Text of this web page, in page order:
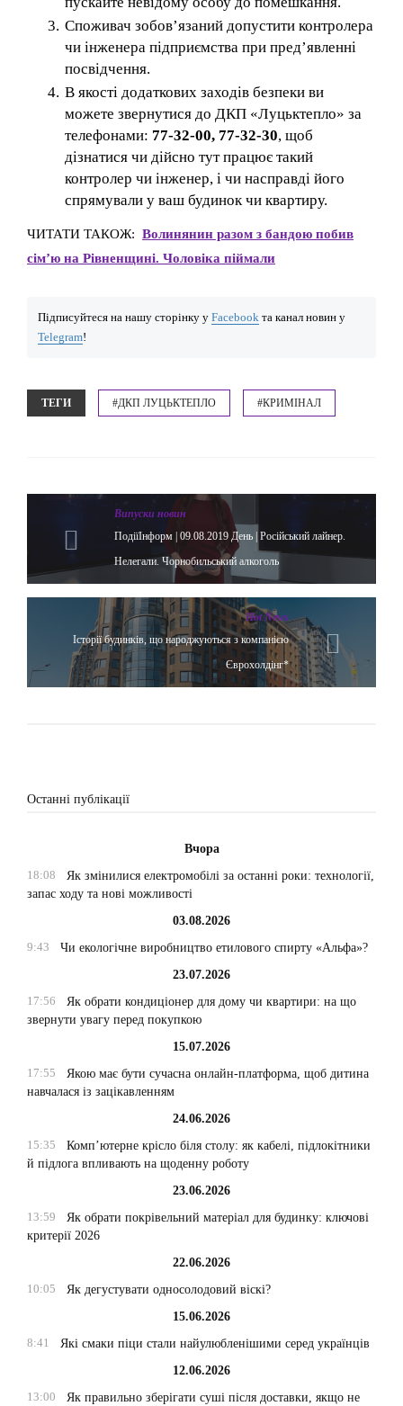
Споживач зобов’язаний допустити контролера
чи інженера підприємства при пред’явленні
посвідчення.
В якості додаткових заходів безпеки ви
можете звернутися до ДКП «Луцьктепло» за
телефонами: 77-32-00, 77-32-30, щоб
дізнатися чи дійсно тут працює такий
контролер чи інженер, і чи насправді його
спрямували у ваш будинок чи квартиру.
ЧИТАТИ ТАКОЖ: Волинянин разом з бандою побив
сім’ю на Рівненщині. Чоловіка піймали
Підписуйтеся на нашу сторінку у Facebook та канал новин у
Telegram!
ТЕГИ #ДКП ЛУЦЬКТЕПЛО #КРИМІНАЛ
Випуски новин
ПодіїІнформ | 09.08.2019 День | Російський лайнер.
Нелегали. Чорнобильський алкоголь
Hot News
Історії будинків, що народжуються з компанією
Єврохолдінг*
Останні публікації
Вчора
18:08
Як змінилися електромобілі за останні роки: технології,
запас ходу та нові можливості
03.08.2026
9:43
Чи екологічне виробництво етилового спирту «Альфа»?
23.07.2026
17:56
Як обрати кондиціонер для дому чи квартири: на що
звернути увагу перед покупкою
15.07.2026
17:55
Якою має бути сучасна онлайн-платформа, щоб дитина
навчалася із зацікавленням
24.06.2026
15:35
Комп’ютерне крісло біля столу: як кабелі, підлокітники
й підлога впливають на щоденну роботу
23.06.2026
13:59
Як обрати покрівельний матеріал для будинку: ключові
критерії 2026
22.06.2026
10:05
Як дегустувати односолодовий віскі?
15.06.2026
8:41
Які смаки піци стали найулюбленішими серед українців
12.06.2026
13:00
Як правильно зберігати суші після доставки, якщо не